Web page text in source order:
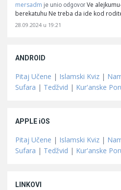
mersadm je unio odgovor Ve
berekatuhu Ne treba da ide kod
28.09.2024 u 19:21
ANDROID
Pitaj Učene | Islamski Kviz |
Sufara | Tedžvid | Kur'anske
APPLE iOS
Pitaj Učene | Islamski Kviz |
Sufara | Tedžvid | Kur'anske
LINKOVI